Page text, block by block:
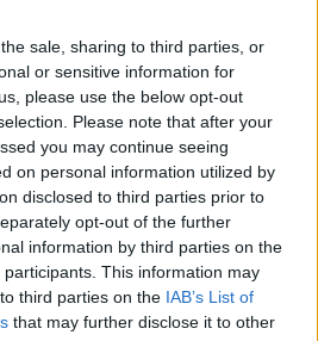
sale, sharing to third parties, or
or sensitive information for
please use the below opt-out
Please note that after your
you may continue seeing
on personal information utilized by
disclosed to third parties prior to
opt-out of the further
information by third parties on the
participants. This information may
third parties on the IAB’s List of
that may further disclose it to other
väglag. En resa som ger
Volvo.